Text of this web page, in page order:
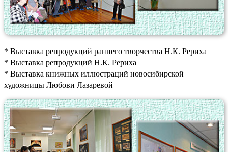
* Выставка репродукций раннего творчества Н.К. Рериха
* Выставка репродукций Н.К. Рериха
* Выставка книжных иллюстраций новосибирской
художницы Любови Лазаревой